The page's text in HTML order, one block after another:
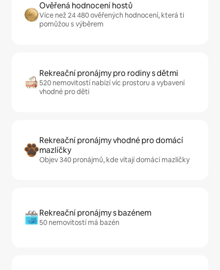
Ověřená hodnocení hostů
Více než 24 480 ověřených hodnocení, která ti
pomůžou s výběrem
Rekreační pronájmy pro rodiny s dětmi
520 nemovitostí nabízí víc prostoru a vybavení
vhodné pro děti
Rekreační pronájmy vhodné pro domácí
mazlíčky
Objev 340 pronájmů, kde vítají domácí mazlíčky
Rekreační pronájmy s bazénem
50 nemovitostí má bazén